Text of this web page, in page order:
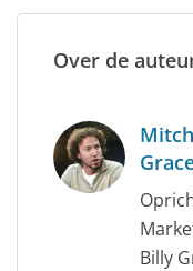
Over de
Billy